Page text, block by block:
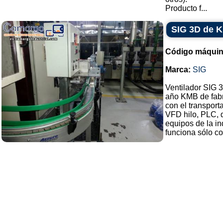
Producto f...
SIG 3D de
Código
Marca: SIG
Ventilador SIG
año KMB de
con el
VFD hilo, PLC,
equipos de la
funciona sólo